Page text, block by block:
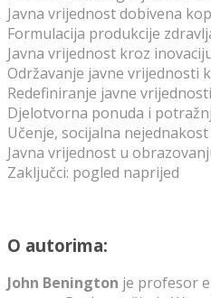
Javna vrijednost dobivena
Formulacija produkcije
Javna vrijednost kroz
Održavanje javne vrijednosti
Redefiniranje javne
Djelotvorna ponuda i
Učenje, socijalna
Javna vrijednost u
Zaključci: pogled naprijed
O autorima:
John Benington je profesor